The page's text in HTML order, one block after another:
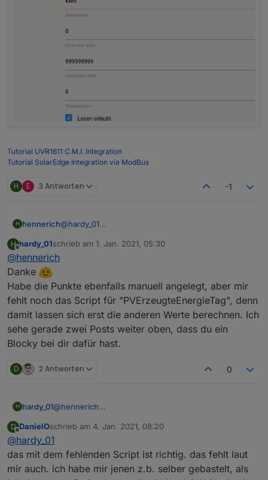
Tutorial UVR1611 C.M.I. Integration
Tutorial SolarEdge Integration via ModBus
H E 3 Antworten -1
H hennerich@hardy_01
Sie sehen alle so aus:
H
Offline
hardy_01schrieb am 1. Jan. 2021, 05:30
zuletzt editiert von
@hennerich
Danke
Habe die Punkte ebenfalls manuell angelegt, aber mir
fehlt noch das Script für "PVErzeugteEnergieTag", denn
damit lassen sich erst die anderen Werte berechnen. Ich
sehe gerade zwei Posts weiter oben, dass du ein
Blocky bei dir dafür hast.
D 2 Antworten 0
H hardy_01@hennerich
Habe die Punkte ebenfalls manuell angelegt, aber mir
fehlt noch das Script für "PVErzeugteEnergieTag",
denn damit lassen sich erst die anderen Werte
berechnen. Ich sehe gerade zwei Posts weiter oben,
dass du ein Blocky bei dir dafür hast.
D
Offline
DanielOschrieb am 4. Jan. 2021, 08:20
zuletzt editiert von
@hardy_01
das mit dem fehlenden Script ist richtig. das fehlt laut
mir auch. ich habe mir jenen z.b. selber gebastelt, als